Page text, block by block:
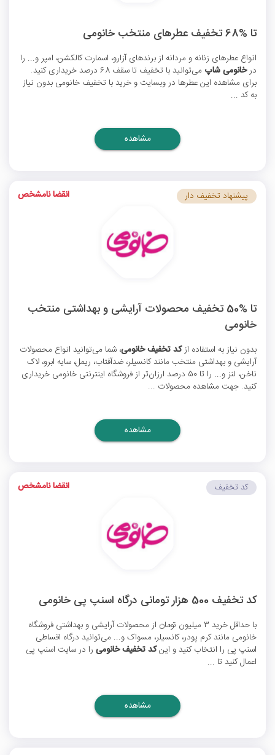
تا %68 تخفیف عطرهای منتخب خانومی
انواع عطرهای زنانه و مردانه از برندهای آزارو، اسمارت کالکشن، امپر و... را
درخانومی شاپ
می‌توانید با تخفیف تا سقف 68 درصد خریداری کنید.
برای مشاهده این عطرها در وبسایت و خرید با تخفیف خانومی بدون نیاز
به کد ...
مشاهده
تا %50 تخفیف محصولات آرایشی و بهداشتی منتخب
خانومی
بدون نیاز به استفاده ازکد تخفیف خانومی، شما می‌توانید انواع محصولات
آرایشی و بهداشتی منتخب مانند کانسیلر، ضدآفتاب، ریمل، سایه ابرو، لاک
ناخن، لنز و... را تا 50 درصد ارزان‌تر از فروشگاه اینترنتی خانومی خریداری
کنید. جهت مشاهده محصولات ...
پیشنهاد تخفیف دار انقضا نامشخص
مشاهده
کد تخفیف 500 هزار تومانی درگاه اسنپ پی خانومی
با حداقل خرید 3 میلیون تومان از محصولات آرایشی و بهداشتی فروشگاه
خانومی مانند کرم پودر، کانسیلر، مسواک و... می‌توانید درگاه اقساطی
اسنپ پی را انتخاب کنید و اینکد تخفیف خانومی را در سایت اسنپ پی
اعمال کنید تا ...
کد تخفیف انقضا نامشخص
مشاهده